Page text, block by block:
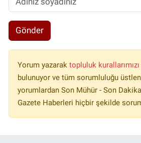
Gönder
Yorum yazarak topluluk kurallarımızı
bulunuyor ve tüm sorumluluğu
yorumlardan Son Mühür - Son
Gazete Haberleri hiçbir şekilde